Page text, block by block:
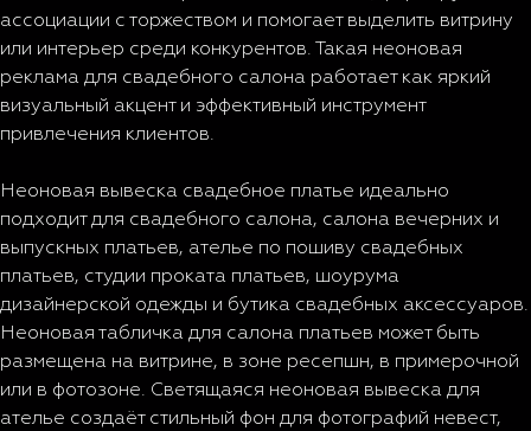
ассоциации с торжеством и помогает выделить витрину
или интерьер среди конкурентов. Такая неоновая
реклама для свадебного салона работает как яркий
визуальный акцент и эффективный инструмент
привлечения клиентов.
Неоновая вывеска свадебное платье идеально
подходит для свадебного салона, салона вечерних и
выпускных платьев, ателье по пошиву свадебных
платьев, студии проката платьев, шоурума
дизайнерской одежды и бутика свадебных аксессуаров.
Неоновая табличка для салона платьев может быть
размещена на витрине, в зоне ресепшн, в примерочной
или в фотозоне. Светящаяся неоновая вывеска для
ателье создаёт стильный фон для фотографий невест,